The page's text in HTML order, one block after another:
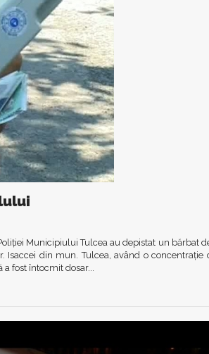
Municipiului Tulcea au depistat un bărbat
Isaccei din mun. Tulcea, având o concentrație
fost întocmit dosar...